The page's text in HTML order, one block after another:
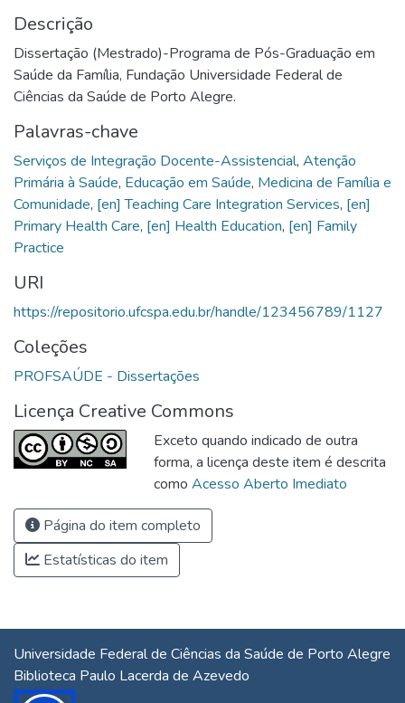
Descrição
Dissertação (Mestrado)-Programa de Pós-Graduação em
Saúde da Família, Fundação Universidade Federal de
Ciências da Saúde de Porto Alegre.
Palavras-chave
Serviços de Integração Docente-Assistencial, Atenção
Primária à Saúde, Educação em Saúde, Medicina de Família e
Comunidade, [en] Teaching Care Integration Services, [en]
Primary Health Care, [en] Health Education, [en] Family
Practice
URI
https://repositorio.ufcspa.edu.br/handle/123456789/1127
Coleções
PROFSAÚDE - Dissertações
Licença Creative Commons
Exceto quando indicado de outra
forma, a licença deste item é descrita
como Acesso Aberto Imediato
Página do item completo
Estatísticas do item
Universidade Federal de Ciências da Saúde de Porto Alegre
Biblioteca Paulo Lacerda de Azevedo